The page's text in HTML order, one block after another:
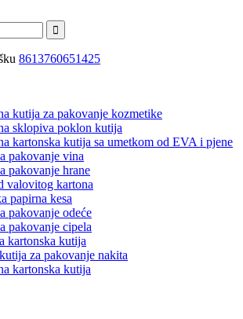
8613760651425
kutija za pakovanje kozmetike
sklopiva poklon kutija
kartonska kutija sa umetkom od EVA i pjene
pakovanje vina
pakovanje hrane
valovitog kartona
papirna kesa
pakovanje odeće
pakovanje cipela
kartonska kutija
za pakovanje nakita
kartonska kutija